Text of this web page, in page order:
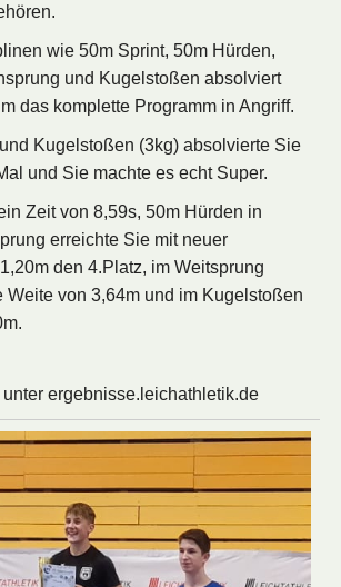
wie 50m Sprint, 50m Hürden,
und Kugelstoßen absolviert
das komplette Programm in Angriff.
Kugelstoßen (3kg) absolvierte Sie
und Sie machte es echt Super.
Zeit von 8,59s, 50m Hürden in
erreichte Sie mit neuer
den 4.Platz, im Weitsprung
Weite von 3,64m und im Kugelstoßen
ergebnisse.leichathletik.de